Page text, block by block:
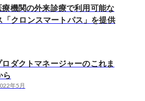
機関の外来診療で利用可能な
「クロンスマートパス」を提供
ダクトマネージャーのこれま
ら
年5月